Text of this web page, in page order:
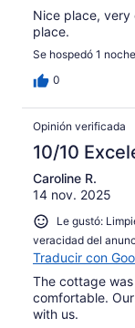
Nice place,
place.
Se hospedó 1
0
Opinión verificada
10/10
Caroline R.
14 nov. 2025
Le gustó:
veracidad del
Traducir con
The cottage
comfortable.
with us.